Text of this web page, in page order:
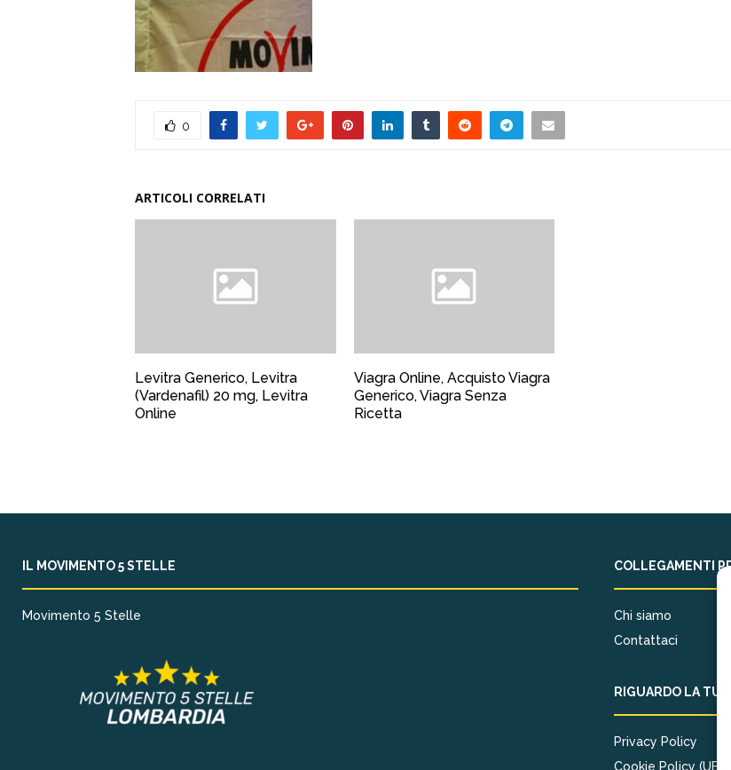
0
ARTICOLI CORRELATI
Levitra Generico, Levitra
(Vardenafil) 20 mg, Levitra
Online
Viagra Online, Acquisto Viagra
Generico, Viagra Senza
Ricetta
IL MOVIMENTO 5 STELLE
Movimento 5 Stelle
COLLEGAMENTI
Chi siamo
Contattaci
RIGUARDO LA
Privacy Policy
Cookie Policy (UE)